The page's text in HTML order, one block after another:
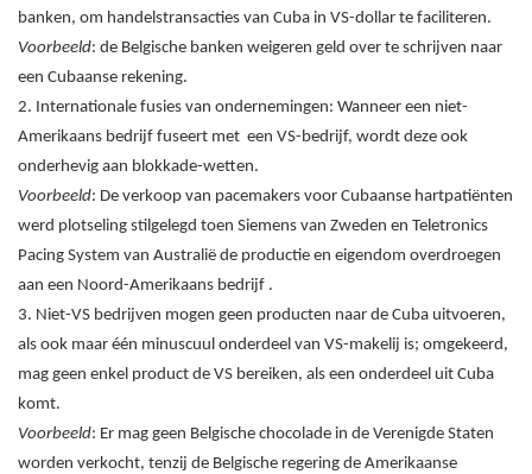
banken, om handelstransacties van Cuba in VS-dollar te faciliteren.
Voorbeeld: de Belgische banken weigeren geld over te schrijven naar
een Cubaanse rekening.
2. Internationale fusies van ondernemingen: Wanneer een niet-
Amerikaans bedrijf fuseert met een VS-bedrijf, wordt deze ook
onderhevig aan blokkade-wetten.
Voorbeeld: De verkoop van pacemakers voor Cubaanse hartpatiënten
werd plotseling stilgelegd toen Siemens van Zweden en Teletronics
Pacing System van Australië de productie en eigendom overdroegen
aan een Noord-Amerikaans bedrijf .
3. Niet-VS bedrijven mogen geen producten naar de Cuba uitvoeren,
als ook maar één minuscuul onderdeel van VS-makelij is; omgekeerd,
mag geen enkel product de VS bereiken, als een onderdeel uit Cuba
komt.
Voorbeeld: Er mag geen Belgische chocolade in de Verenigde Staten
worden verkocht, tenzij de Belgische regering de Amerikaanse